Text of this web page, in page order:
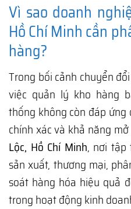
Vì sao doanh
Hồ Chí Minh cần
hàng?
Trong bối cảnh chuyển
việc quản lý kho hàng
thống không còn đáp
chính xác và khả năng
Lộc, Hồ Chí Minh, nơi tập
sản xuất, thương mại,
soát hàng hóa hiệu quả
trong hoạt động kinh